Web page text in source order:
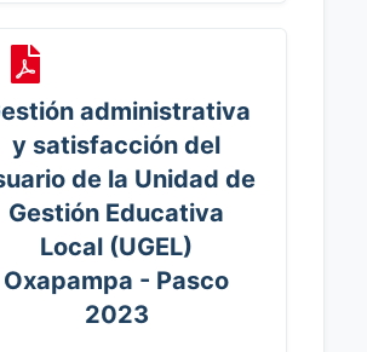
administrativa
y satisfacción del
de la Unidad de
Gestión Educativa
Local (UGEL)
Oxapampa - Pasco
2023